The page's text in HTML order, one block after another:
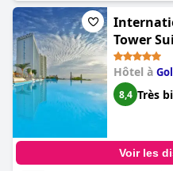
Tower
Hôtel à
8,4 Très
Voir les